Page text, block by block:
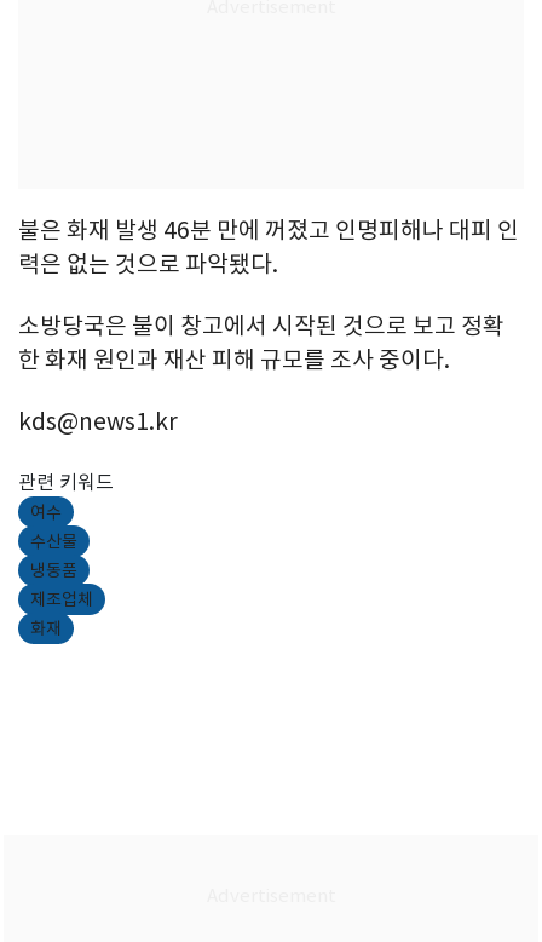
불은 화재 발생 46분 만에 꺼졌고 인명피해나 대피 인
력은 없는 것으로 파악됐다.
소방당국은 불이 창고에서 시작된 것으로 보고 정확
한 화재 원인과 재산 피해 규모를 조사 중이다.
kds@news1.kr
관련 키워드
여수
수산물
냉동품
제조업체
화재